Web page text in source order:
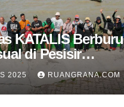
KATALIS Berburu
di Pesisir
2025 RUANGRANA.COM